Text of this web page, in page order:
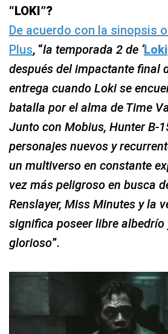
“LOKI”?
De acuerdo con la sinopsis
Plus, “la temporada 2 de ‘Loki
después del impactante final
entrega cuando Loki se
batalla por el alma de Time
Junto con Mobius, Hunter B-
personajes nuevos y
un multiverso en constante
vez más peligroso en busca
Renslayer, Miss Minutes y la
significa poseer libre
glorioso”.